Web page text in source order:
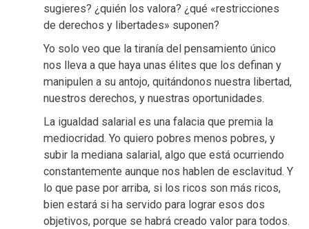
sugieres? ¿quién los valora? ¿qué «restricciones
de derechos y libertades» suponen?
Yo solo veo que la tiranía del pensamiento único
nos lleva a que haya unas élites que los definan y
manipulen a su antojo, quitándonos nuestra libertad,
nuestros derechos, y nuestras oportunidades.
La igualdad salarial es una falacia que premia la
mediocridad. Yo quiero pobres menos pobres, y
subir la mediana salarial, algo que está ocurriendo
constantemente aunque nos hablen de esclavitud. Y
lo que pase por arriba, si los ricos son más ricos,
bien estará si ha servido para lograr esos dos
objetivos, porque se habrá creado valor para todos.